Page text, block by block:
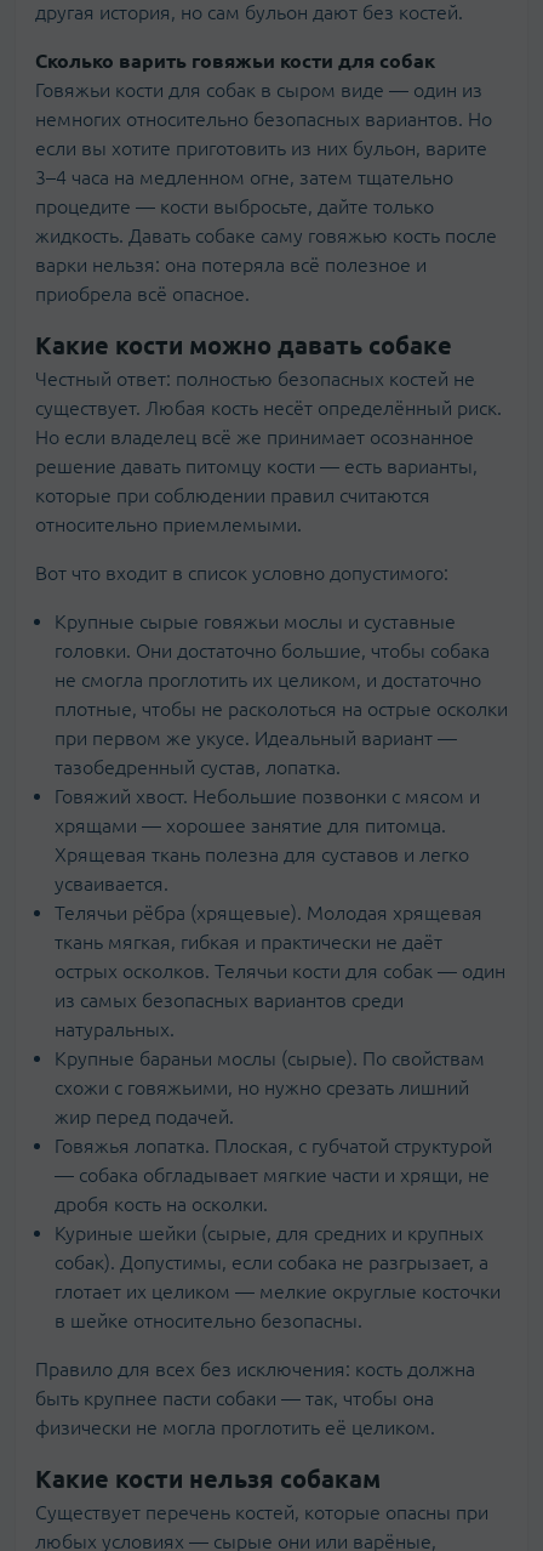
другая история, но сам бульон дают без костей.
Сколько варить говяжьи кости для собак
Говяжьи кости для собак в сыром виде — один из
немногих относительно безопасных вариантов. Но
если вы хотите приготовить из них бульон, варите
3–4 часа на медленном огне, затем тщательно
процедите — кости выбросьте, дайте только
жидкость. Давать собаке саму говяжью кость после
варки нельзя: она потеряла всё полезное и
приобрела всё опасное.
Какие кости можно давать собаке
Честный ответ: полностью безопасных костей не
существует. Любая кость несёт определённый риск.
Но если владелец всё же принимает осознанное
решение давать питомцу кости — есть варианты,
которые при соблюдении правил считаются
относительно приемлемыми.
Вот что входит в список условно допустимого:
Крупные сырые говяжьи мослы и суставные
головки. Они достаточно большие, чтобы собака
не смогла проглотить их целиком, и достаточно
плотные, чтобы не расколоться на острые осколки
при первом же укусе. Идеальный вариант —
тазобедренный сустав, лопатка.
Говяжий хвост. Небольшие позвонки с мясом и
хрящами — хорошее занятие для питомца.
Хрящевая ткань полезна для суставов и легко
усваивается.
Телячьи рёбра (хрящевые). Молодая хрящевая
ткань мягкая, гибкая и практически не даёт
острых осколков. Телячьи кости для собак — один
из самых безопасных вариантов среди
натуральных.
Крупные бараньи мослы (сырые). По свойствам
схожи с говяжьими, но нужно срезать лишний
жир перед подачей.
Говяжья лопатка. Плоская, с губчатой структурой
— собака обгладывает мягкие части и хрящи, не
дробя кость на осколки.
Куриные шейки (сырые, для средних и крупных
собак). Допустимы, если собака не разгрызает, а
глотает их целиком — мелкие округлые косточки
в шейке относительно безопасны.
Правило для всех без исключения: кость должна
быть крупнее пасти собаки — так, чтобы она
физически не могла проглотить её целиком.
Какие кости нельзя собакам
Существует перечень костей, которые опасны при
любых условиях — сырые они или варёные,